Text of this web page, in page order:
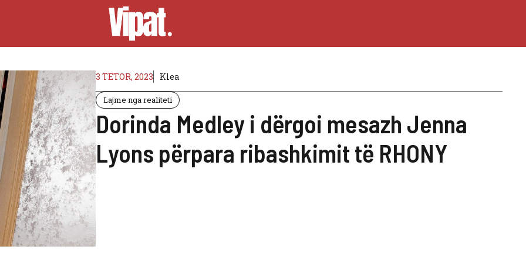
3 TETOR, 2023 Klea
Lajme nga realiteti
Dorinda Medley i dërgoi mesazh Jenna
Lyons përpara ribashkimit të RHONY